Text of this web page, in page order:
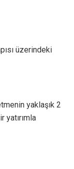
üzerindeki
yaklaşık 2
yatırımla